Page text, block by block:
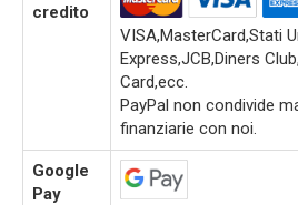
credito
VISA,MasterCard,Stati
Express,JCB,Diners
Card,ecc.
PayPal non condivide
finanziarie con noi.
Google
Pay